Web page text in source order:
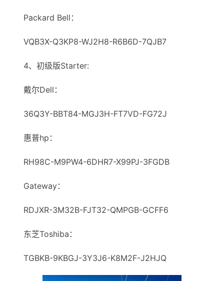
Packard Bell：
VQB3X-Q3KP8-WJ2H8-R6B6D-7QJB7
4、初级版Starter:
戴尔Dell：
36Q3Y-BBT84-MGJ3H-FT7VD-FG72J
惠普hp：
RH98C-M9PW4-6DHR7-X99PJ-3FGDB
Gateway：
RDJXR-3M32B-FJT32-QMPGB-GCFF6
东芝Toshiba：
TGBKB-9KBGJ-3Y3J6-K8M2F-J2HJQ